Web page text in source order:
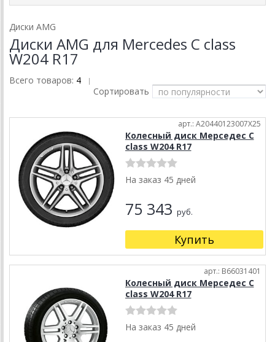
Диски AMG
Диски AMG для Mercedes C class
W204 R17
Всего товаров: 4 |
Сортировать
арт.: A20440123007X25
Колесный диск Мерседес C
class W204 R17
На заказ 45 дней
75 343 руб.
Купить
арт.: B66031401
Колесный диск Мерседес C
class W204 R17
На заказ 45 дней